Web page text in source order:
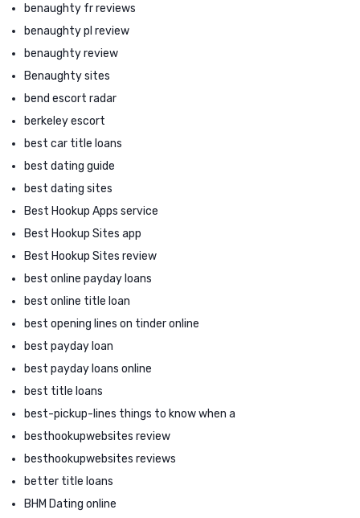
benaughty fr reviews
benaughty pl review
benaughty review
Benaughty sites
bend escort radar
berkeley escort
best car title loans
best dating guide
best dating sites
Best Hookup Apps service
Best Hookup Sites app
Best Hookup Sites review
best online payday loans
best online title loan
best opening lines on tinder online
best payday loan
best payday loans online
best title loans
best-pickup-lines things to know when a
besthookupwebsites review
besthookupwebsites reviews
better title loans
BHM Dating online